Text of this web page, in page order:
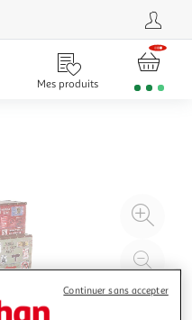
Mes produits
à
à
Continuer sans accepter